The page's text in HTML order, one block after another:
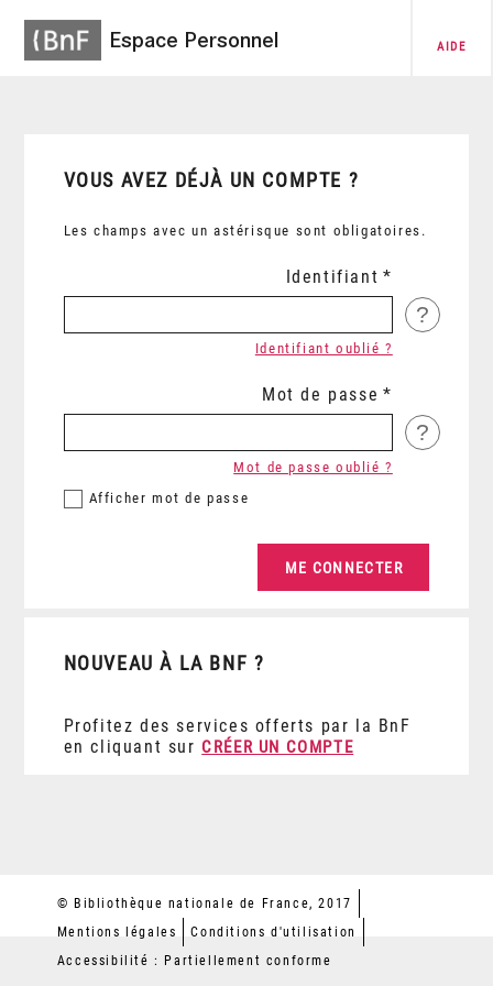
Espace Personnel AIDE
VOUS AVEZ DÉJÀ UN COMPTE ?
Les champs avec un astérisque sont obligatoires.
Identifiant
?
Identifiant oublié ?
Mot de passe
?
Afficher mot de passe
Mot de passe oublié ?
NOUVEAU À LA BNF ?
Profitez des services offerts par la BnF
en cliquant sur CRÉER UN COMPTE
© Bibliothèque nationale de France, 2017
Mentions légales
Conditions d'utilisation
Accessibilité : Partiellement conforme